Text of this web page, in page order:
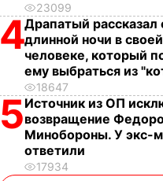
23099
4Драпатый рассказал
длинной ночи в
человеке, который
ему выбраться из
18647
5Источник из ОП
возвращение
Минобороны. У экс-
ответили
17934